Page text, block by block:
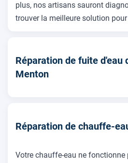
plus, nos artisans sauront
trouver la meilleure solution pour
Réparation de fuite d'eau
Menton
Réparation de chauffe-
Votre chauffe-eau ne fonctionne